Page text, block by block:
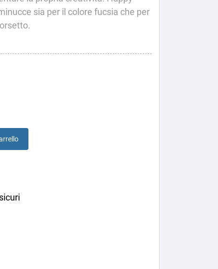
sia per il colore fucsia che per